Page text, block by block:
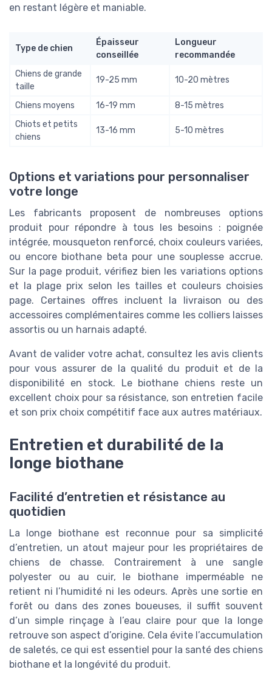
en restant légère et maniable.
Type de chien
Épaisseur
conseillée
Longueur
recommandée
Chiens de grande
taille
19-25 mm 10-20 mètres
Chiens moyens 16-19 mm
8-15 mètres
Chiots et petits
chiens
13-16 mm 5-10 mètres
Options et variations pour personnaliser
votre longe
Les fabricants proposent de nombreuses options
produit pour répondre à tous les besoins : poignée
intégrée, mousqueton renforcé, choix couleurs variées,
ou encore biothane beta pour une souplesse accrue.
Sur la page produit, vérifiez bien les variations options
et la plage prix selon les tailles et couleurs choisies
page. Certaines offres incluent la livraison ou des
accessoires complémentaires comme les colliers laisses
assortis ou un harnais adapté.
Avant de valider votre achat, consultez les avis clients
pour vous assurer de la qualité du produit et de la
disponibilité en stock. Le biothane chiens reste un
excellent choix pour sa résistance, son entretien facile
et son prix choix compétitif face aux autres matériaux.
Entretien et durabilité de la
longe biothane
Facilité d’entretien et résistance au
quotidien
La longe biothane est reconnue pour sa simplicité
d’entretien, un atout majeur pour les propriétaires de
chiens de chasse. Contrairement à une sangle
polyester ou au cuir, le biothane imperméable ne
retient ni l’humidité ni les odeurs. Après une sortie en
forêt ou dans des zones boueuses, il suffit souvent
d’un simple rinçage à l’eau claire pour que la longe
retrouve son aspect d’origine. Cela évite l’accumulation
de saletés, ce qui est essentiel pour la santé des chiens
biothane et la longévité du produit.